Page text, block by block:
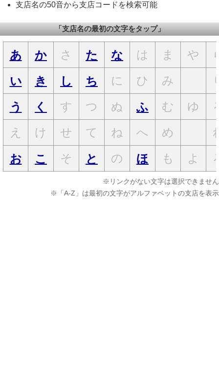
支店名の50音から支店コードを検索可能
「支店名の最初の文字をタップ」
あ か さ た な は ま や
い
き し ち に ひ み
う
く す つ ぬ ふ む ゆ
え
け せ て ね へ め
お
こ そ と の ほ も よ
※リンクがない文字は選択できません
※「A-Z」は最初の文字がアルファベットの支店を表示